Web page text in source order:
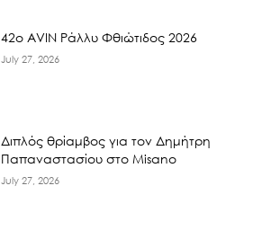
42ο AVIN Ράλλυ Φθιώτιδος 2026
July 27, 2026
Διπλός θρίαμβος για τον Δημήτρη
Παπαναστασίου στο Misano
July 27, 2026